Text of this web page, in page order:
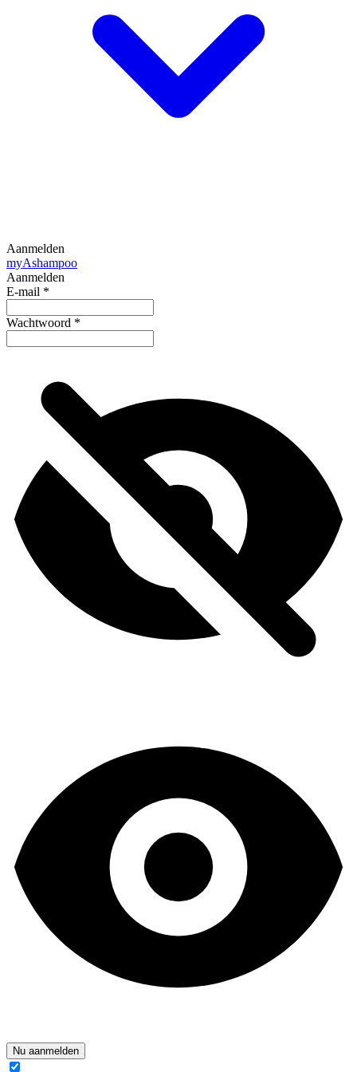
Aanmelden
myAshampoo
Aanmelden
E-mail *
Wachtwoord *
Nu aanmelden